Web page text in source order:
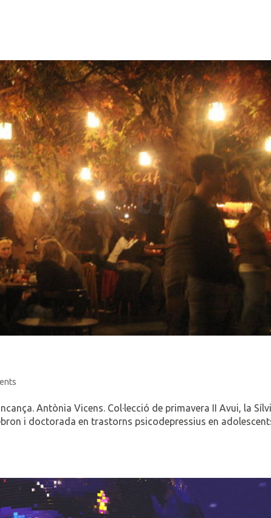
Antònia Vicens. Col·lecció de primavera II Avui, la
i doctorada en trastorns psicodepressius en